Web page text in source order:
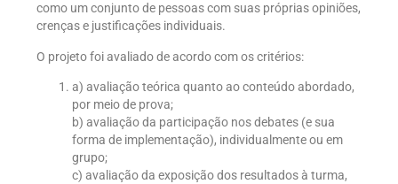
como um conjunto de pessoas com suas próprias opiniões,
crenças e justificações individuais.
O projeto foi avaliado de acordo com os critérios:
a) avaliação teórica quanto ao conteúdo abordado,
por meio de prova;
b) avaliação da participação nos debates (e sua
forma de implementação), individualmente ou em
grupo;
c) avaliação da exposição dos resultados à turma,